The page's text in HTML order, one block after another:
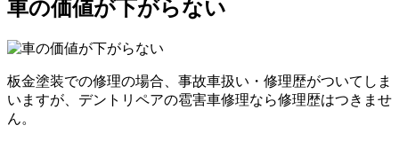
車の価値が下がらない
板金塗装での修理の場合、事故車扱い・修理歴がついてしま
いますが、デントリペアの雹害車修理なら修理歴はつきませ
ん。